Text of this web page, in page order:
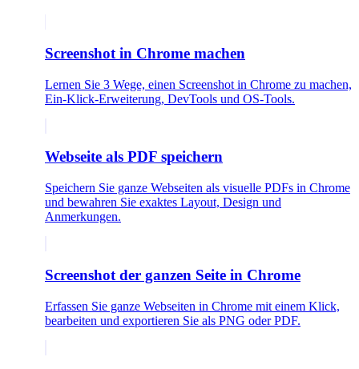
Screenshot in Chrome machen
Lernen Sie 3 Wege, einen Screenshot in Chrome zu machen,
Ein-Klick-Erweiterung, DevTools und OS-Tools.
Webseite als PDF speichern
Speichern Sie ganze Webseiten als visuelle PDFs in Chrome
und bewahren Sie exaktes Layout, Design und
Anmerkungen.
Screenshot der ganzen Seite in Chrome
Erfassen Sie ganze Webseiten in Chrome mit einem Klick,
bearbeiten und exportieren Sie als PNG oder PDF.